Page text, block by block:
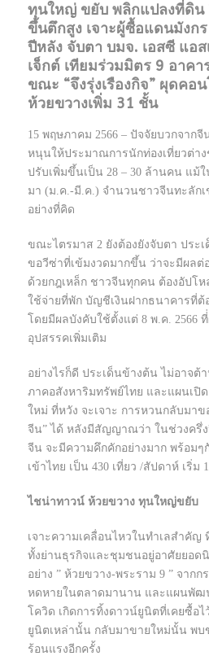
ทุนใหญ่ ขยับ พลิกแปลงที่ดิน
ขึ้นตึกสูง เจาะผู้ซื้อแดนมังก
ปีหลัง จับตา บมจ. เอสซี แอ
เจ็กต์ เทียมร่วมมิตร 9 อาค
ขณะ “จึงรุ่งเรืองกิจ” ผุดคอ
ห้วยขวางเพิ่ม 31 ชั้น
15 พฤษภาคม 2566 – ปัจจัยบวกจากจี
หนุนให้ประมาณการนักท่องเที่ยวต่า
ปรับเพิ่มขึ้นเป็น 28 – 30 ล้านคน แม้
มา (ม.ค.-มี.ค.) จำนวนชาวจีนทะลักเ
อย่างที่คิด
ขณะไตรมาส 2 ยังต้องยังจับตา ประ
ขอวีซ่าที่เข้มงวดมากขึ้น ว่าจะมีผลต่
ด้วยกฎเหล็ก ชาวจีนทุกคน ต้องอัปโห
ใช้จ่ายที่พัก บัญชีเงินฝากธนาคารที่ต้
โดยมีผลบังคับใช้ตั้งแต่ 8 พ.ค. 2566
อุปสรรคเพิ่มเติม
อย่างไรก็ดี ประเด็นข้างต้น ไม่อาจ
ภาคอสังหาริมทรัพย์ไทย และแผนเปิ
ใหม่ ที่หวัง จะเจาะ การหวนกลับมา
จีน” ได้ หลังมีสัญญาณว่า ในช่วงครึ่ง
จีน จะมีความคึกคักอย่างมาก พร้อมๆ
เข้าไทย เป็น 430 เที่ยว /สัปดาห์ เริ่ม
ไชน่าทาวน์ ห้วยขวาง ทุนใหญ่ขยับ
เจาะความเคลื่อนไหวในทำเลสำคัญ
ทั้งย่านธุรกิจและชุมชนอยู่อาศัยยอด
อย่าง ” ห้วยขวาง-พระราม 9 ” จากก
หดหายในตลาดมานาน และแผนพัฒ
โควิด เกิดการทิ้งดาวน์ยูนิตที่เคยซื้อ
ยูนิตเหล่านั้น กลับมาขายใหม่นั้น
ร้อนแรงอีกครั้ง